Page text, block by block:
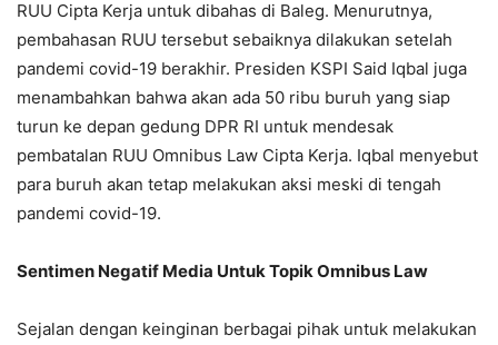
RUU Cipta Kerja untuk dibahas di Baleg. Menurutnya,
pembahasan RUU tersebut sebaiknya dilakukan setelah
pandemi covid-19 berakhir. Presiden KSPI Said Iqbal juga
menambahkan bahwa akan ada 50 ribu buruh yang siap
turun ke depan gedung DPR RI untuk mendesak
pembatalan RUU Omnibus Law Cipta Kerja. Iqbal menyebut
para buruh akan tetap melakukan aksi meski di tengah
pandemi covid-19.
Sentimen Negatif Media Untuk Topik Omnibus Law
Sejalan dengan keinginan berbagai pihak untuk melakukan